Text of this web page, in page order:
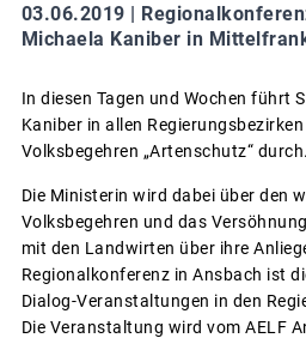
03.06.2019 |
Michaela Kaniber in
In diesen Tagen und Wochen führt
Kaniber in allen
Volksbegehren „Artenschutz“ durch.
Die Ministerin wird dabei über den
Volksbegehren und das
mit den Landwirten über ihre
Regionalkonferenz in Ansbach ist
Dialog-Veranstaltungen in den
Die Veranstaltung wird vom AELF